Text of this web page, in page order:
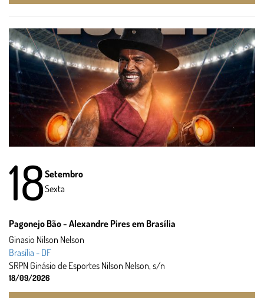
18Setembro
Sexta
Pagonejo Bão - Alexandre Pires em Brasília
Ginasio Nilson Nelson
Brasília - DF
SRPN Ginásio de Esportes Nilson Nelson, s/n
18/09/2026